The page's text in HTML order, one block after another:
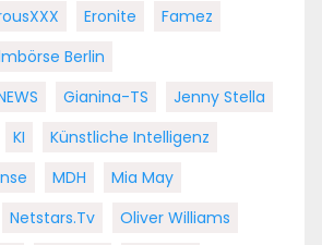
Eronite
Famez
Berlin
Gianina-TS
Jenny Stella
KI
Künstliche Intelligenz
MDH
Mia May
Netstars.tv
Oliver Williams